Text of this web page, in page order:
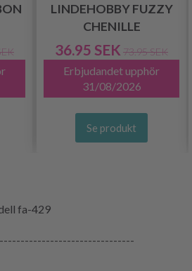
LINDEHOBBY FUZZY
CHENILLE
36.95 SEK 73.95 SEK
Erbjudandet upphör
31/08/2026
Se produkt
fa-429